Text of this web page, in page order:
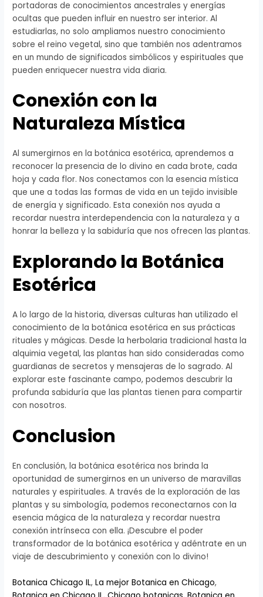
portadoras de conocimientos ancestrales y energías
ocultas que pueden influir en nuestro ser interior. Al
estudiarlas, no solo ampliamos nuestro conocimiento
sobre el reino vegetal, sino que también nos adentramos
en un mundo de significados simbólicos y espirituales que
pueden enriquecer nuestra vida diaria.
Conexión con la
Naturaleza Mística
Al sumergirnos en la botánica esotérica, aprendemos a
reconocer la presencia de lo divino en cada brote, cada
hoja y cada flor. Nos conectamos con la esencia mística
que une a todas las formas de vida en un tejido invisible
de energía y significado. Esta conexión nos ayuda a
recordar nuestra interdependencia con la naturaleza y a
honrar la belleza y la sabiduría que nos ofrecen las plantas.
Explorando la Botánica
Esotérica
A lo largo de la historia, diversas culturas han utilizado el
conocimiento de la botánica esotérica en sus prácticas
rituales y mágicas. Desde la herbolaria tradicional hasta la
alquimia vegetal, las plantas han sido consideradas como
guardianas de secretos y mensajeras de lo sagrado. Al
explorar este fascinante campo, podemos descubrir la
profunda sabiduría que las plantas tienen para compartir
con nosotros.
Conclusion
En conclusión, la botánica esotérica nos brinda la
oportunidad de sumergirnos en un universo de maravillas
naturales y espirituales. A través de la exploración de las
plantas y su simbología, podemos reconectarnos con la
esencia mágica de la naturaleza y recordar nuestra
conexión intrínseca con ella. ¡Descubre el poder
transformador de la botánica esotérica y adéntrate en un
viaje de descubrimiento y conexión con lo divino!
Botanica Chicago IL,La mejor Botanica en Chicago,